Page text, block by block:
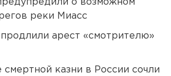
о возможном
реки Миасс
арест «смотрителю»
казни в России сочли